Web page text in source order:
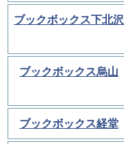
ブックボックス下北沢
ブックボックス烏山
ブックボックス経堂